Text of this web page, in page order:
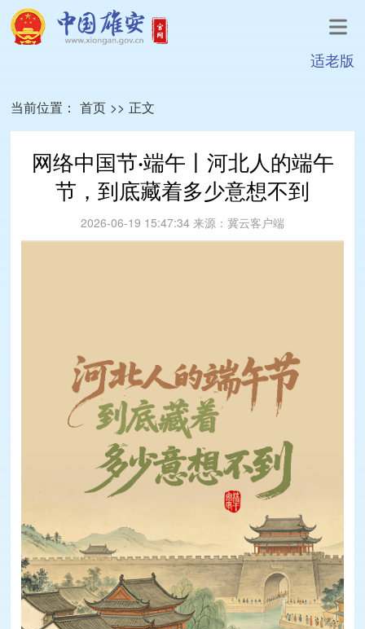
适老版
当前位置： 首页 >> 正文
网络中国节·端午丨河北人的端午
节，到底藏着多少意想不到
2026-06-19 15:47:34 来源： 冀云客户端